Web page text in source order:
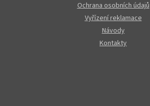
Ochrana osobních údajů
Vyřízení reklamace
Návody
Kontakty